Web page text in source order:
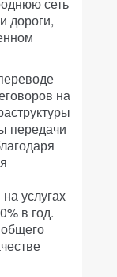
дороги,
на
передачи
услугах
в год.